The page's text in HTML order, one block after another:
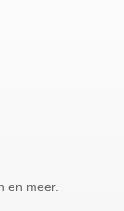
en meer.